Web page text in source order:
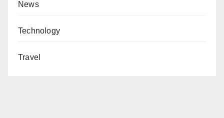
News
Technology
Travel